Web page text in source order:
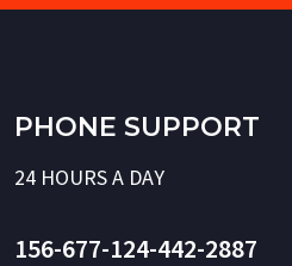
PHONE SUPPORT
24 HOURS A DAY
156-677-124-442-2887